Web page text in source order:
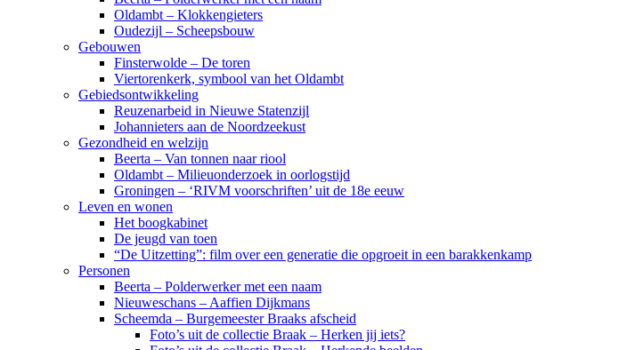
Oldambt – Klokkengieters
Oudezijl – Scheepsbouw
Gebouwen
Finsterwolde – De toren
Viertorenkerk, symbool van het Oldambt
Gebiedsontwikkeling
Reuzenarbeid in Nieuwe Statenzijl
Johannieters aan de Noordzeekust
Gezondheid en welzijn
Beerta – Van tonnen naar riool
Oldambt – Milieuonderzoek in oorlogstijd
Groningen – ‘RIVM voorschriften’ uit de 18e eeuw
Leven en wonen
Het boogkabinet
De jeugd van toen
“De Uitzetting”: film over een generatie die opgroeit in een barakkenkamp
Personen
Beerta – Polderwerker met een naam
Nieuweschans – Aaffien Dijkmans
Scheemda – Burgemeester Braaks afscheid
Foto’s uit de collectie Braak – Herken jij iets?